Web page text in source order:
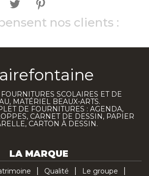
nos clients :
SCOLAIRES ET DE
MATÉRIEL BEAUX-ARTS.
DE FOURNITURES : AGENDA,
CARNET DE DESSIN, PAPIER
CARTON À DESSIN.
LA MARQUE
Qualité
Le groupe